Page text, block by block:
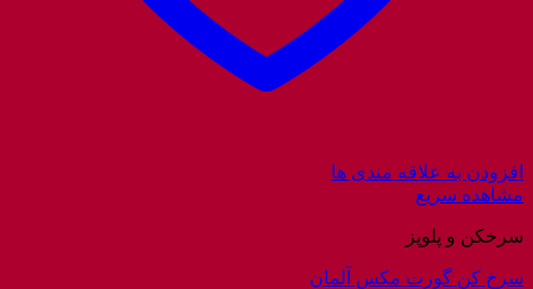
افزودن به علاقه مندی ها
مشاهده سریع
سرخکن و پلوپز
سرخ کن گورت مکس آلمان